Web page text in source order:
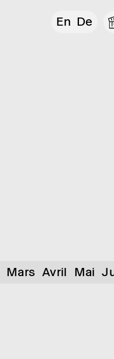
En De
Mars Avril Mai